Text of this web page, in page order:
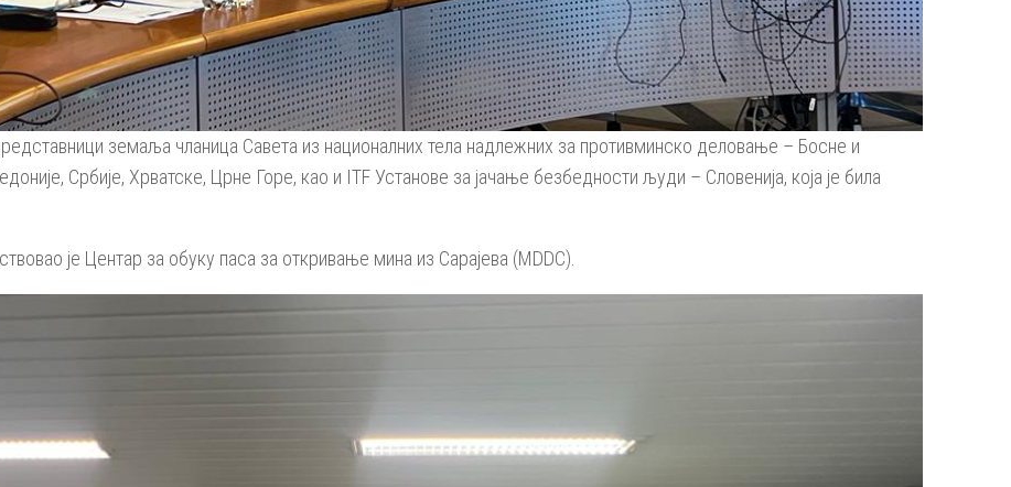
земаља чланица Савета из националних тела надлежних за противминско деловање – Босне и
Србије, Хрватске, Црне Горе, као и ITF Установe за јачање безбедности људи – Словенија, којa je билa
је Центар за обуку паса за откривање мина из Сарајева (MDDC).